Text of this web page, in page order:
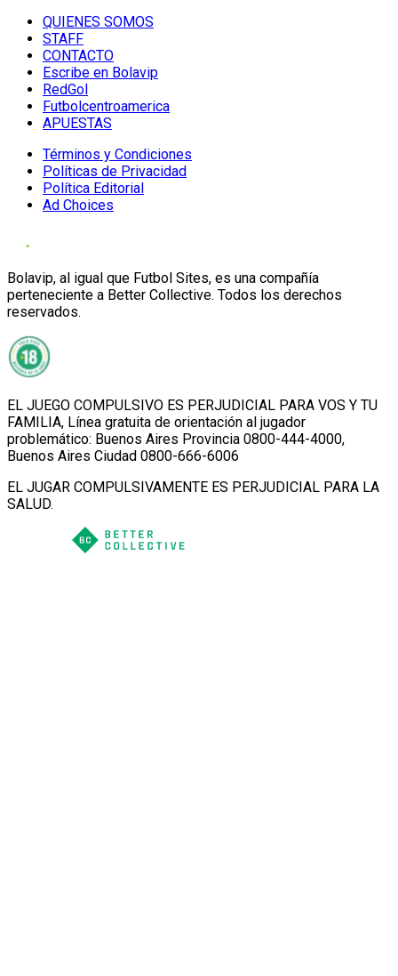
QUIENES SOMOS
STAFF
CONTACTO
Escribe en Bolavip
RedGol
Futbolcentroamerica
APUESTAS
Términos y Condiciones
Políticas de Privacidad
Política Editorial
Ad Choices
Bolavip, al igual que Futbol Sites, es una compañía
perteneciente a Better Collective. Todos los derechos
reservados.
EL JUEGO COMPULSIVO ES PERJUDICIAL PARA VOS Y TU
FAMILIA, Línea gratuita de orientación al jugador
problemático: Buenos Aires Provincia 0800-444-4000,
Buenos Aires Ciudad 0800-666-6006
EL JUGAR COMPULSIVAMENTE ES PERJUDICIAL PARA LA
SALUD.